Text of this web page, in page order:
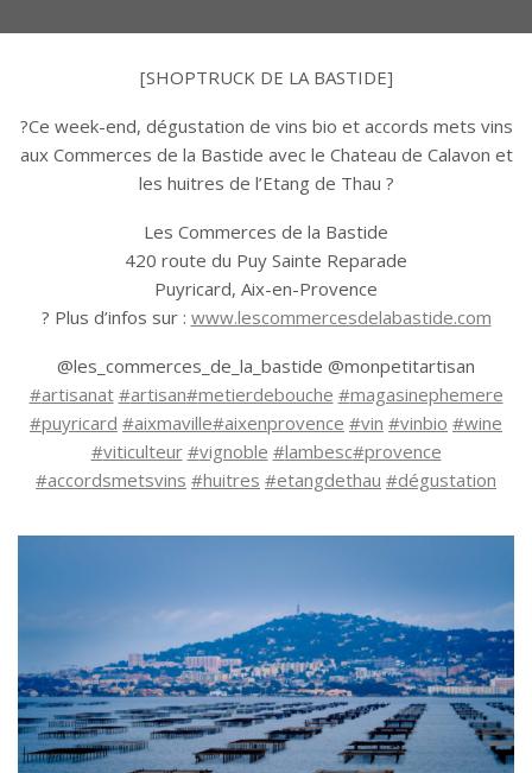
[SHOPTRUCK DE LA BASTIDE]
?Ce week-end, dégustation de vins bio et accords mets vins
aux Commerces de la Bastide avec le Chateau de Calavon et
les huitres de l’Etang de Thau ?
Les Commerces de la Bastide
420 route du Puy Sainte Reparade
Puyricard, Aix-en-Provence
? Plus d’infos sur : www.lescommercesdelabastide.com
@les_commerces_de_la_bastide @monpetitartisan
#artisanat #artisan#metierdebouche #magasinephemere
#puyricard #aixmaville#aixenprovence #vin #vinbio #wine
#viticulteur #vignoble #lambesc#provence
#accordsmetsvins #huitres #etangdethau #dégustation